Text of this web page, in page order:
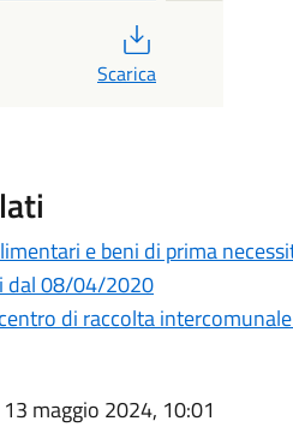
Scarica
e beni di prima
dal 08/04/2020
di raccolta
13 maggio 2024, 10:01